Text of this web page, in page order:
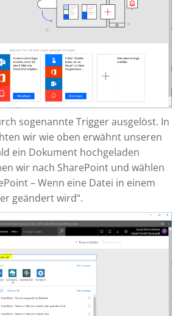
sogenannte Trigger ausgelöst. In
wir wie oben erwähnt unseren
ein Dokument hochgeladen
wir nach SharePoint und wählen
– Wenn eine Datei in einem
geändert wird“.